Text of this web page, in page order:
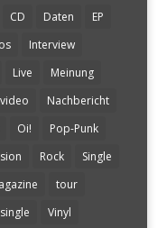
CD Daten
EP
Interview
Live
Meinung
Nachbericht
Oi!
Pop-Punk
Rock
Single
tour
Vinyl